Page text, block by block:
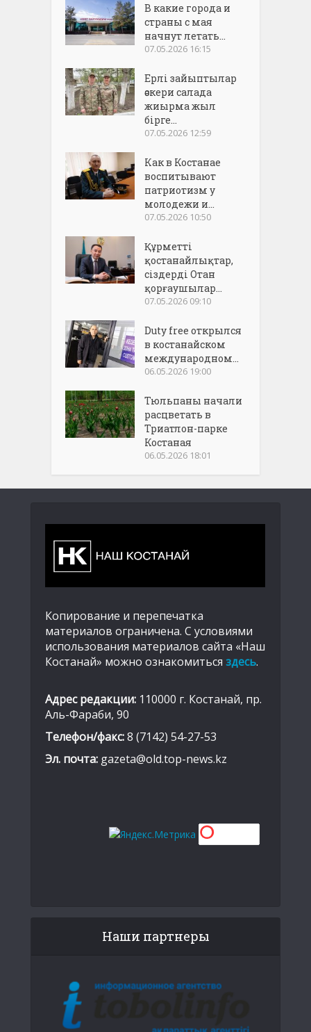
В какие города и
страны с мая
начнут летать...
07.05.2026 16:15
Ерлі зайыптылар
әскери салада
жиырма жыл
бірге...
07.05.2026 12:59
Как в Костанае
воспитывают
патриотизм у
молодежи и...
07.05.2026 10:50
Құрметті
қостанайлықтар,
сіздерді Отан
қорғаушылар...
07.05.2026 09:10
Duty free открылся
в костанайском
международном...
06.05.2026 19:00
Тюльпаны начали
расцветать в
Триатлон-парке
Костаная
06.05.2026 18:01
Копирование и перепечатка
материалов ограничена. С условиями
использования материалов сайта «Наш
Костанай» можно ознакомиться здесь.
Адрес редакции: 110000 г. Костанай, пр.
Аль-Фараби, 90
Телефон/факс:8 (7142) 54-27-53
Эл. почта: gazeta@old.top-news.kz
Наши партнеры